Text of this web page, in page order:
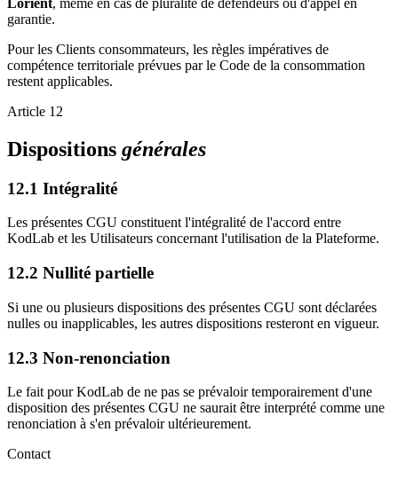
Lorient, même en cas de pluralité de défendeurs ou d'appel en
garantie.
Pour les Clients consommateurs, les règles impératives de
compétence territoriale prévues par le Code de la consommation
restent applicables.
Article 12
Dispositions générales
12.1 Intégralité
Les présentes CGU constituent l'intégralité de l'accord entre
KodLab et les Utilisateurs concernant l'utilisation de la Plateforme.
12.2 Nullité partielle
Si une ou plusieurs dispositions des présentes CGU sont déclarées
nulles ou inapplicables, les autres dispositions resteront en vigueur.
12.3 Non-renonciation
Le fait pour KodLab de ne pas se prévaloir temporairement d'une
disposition des présentes CGU ne saurait être interprété comme une
renonciation à s'en prévaloir ultérieurement.
Contact